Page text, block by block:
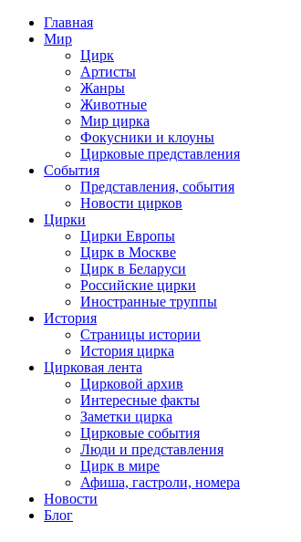
Главная
Мир
Цирк
Артисты
Жанры
Животные
Мир цирка
Фокусники и клоуны
Цирковые представления
События
Представления, события
Новости цирков
Цирки
Цирки Европы
Цирк в Москве
Цирк в Беларуси
Российские цирки
Иностранные труппы
История
Страницы истории
История цирка
Цирковая лента
Цирковой архив
Интересные факты
Заметки цирка
Цирковые события
Люди и представления
Цирк в мире
Афиша, гастроли, номера
Новости
Блог